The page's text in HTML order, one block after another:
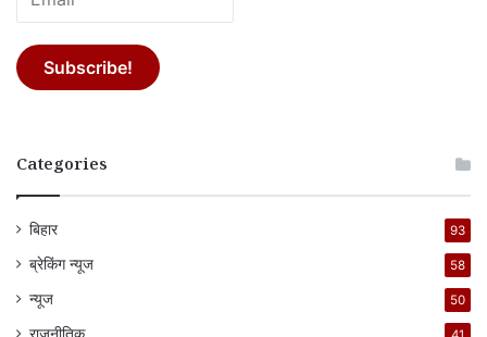
Categories
बिहार 93
ब्रेकिंग न्यूज 58
न्यूज 50
राजनीतिक